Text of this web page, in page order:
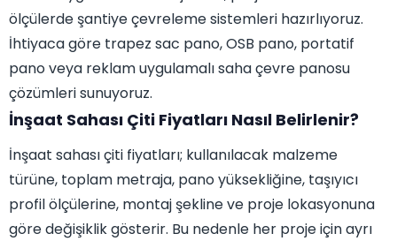
ölçülerde şantiye çevreleme sistemleri hazırlıyoruz.
İhtiyaca göre trapez sac pano, OSB pano, portatif
pano veya reklam uygulamalı saha çevre panosu
çözümleri sunuyoruz.
İnşaat Sahası Çiti Fiyatları Nasıl Belirlenir?
İnşaat sahası çiti fiyatları; kullanılacak malzeme
türüne, toplam metraja, pano yüksekliğine, taşıyıcı
profil ölçülerine, montaj şekline ve proje lokasyonuna
göre değişiklik gösterir. Bu nedenle her proje için ayrı